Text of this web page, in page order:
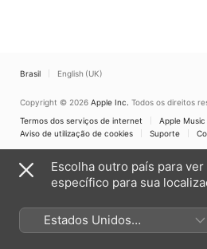
Brasil English (UK)
Copyright © 2026 Apple Inc. Todos os direitos
Termos dos serviços de internet
Apple
Aviso de utilização de cookies
Suporte
Escolha outro país para
específico para sua
Estados Unidos
(Português Brasil)